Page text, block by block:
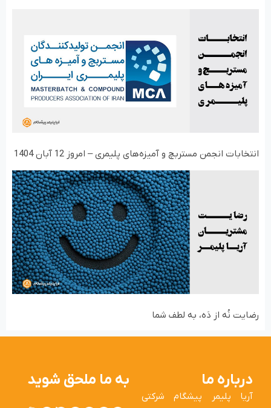
انتخابات انجمن مستربچ و آمیزه‌های پلیمری – امروز 12 آبان 1404
رضایت نُه از دَه، به لطف شما
درباره ما
آریا پلیمر پیشگام شرکتی
به ما ملحق شوید